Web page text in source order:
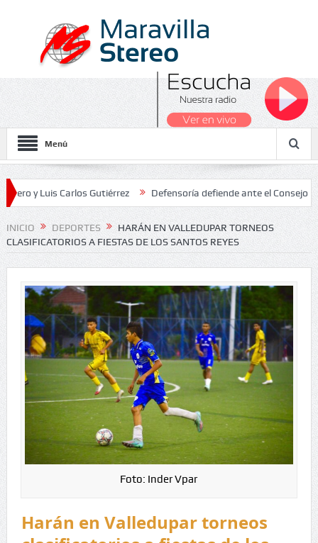
Menú
Carlos Gutiérrez Defensoría defiende ante el Consejo de
2026
INICIO DEPORTES
HARÁN EN VALLEDUPAR TORNEOS
CLASIFICATORIOS A FIESTAS DE LOS SANTOS REYES
Foto: Inder Vpar
Harán en Valledupar torneos